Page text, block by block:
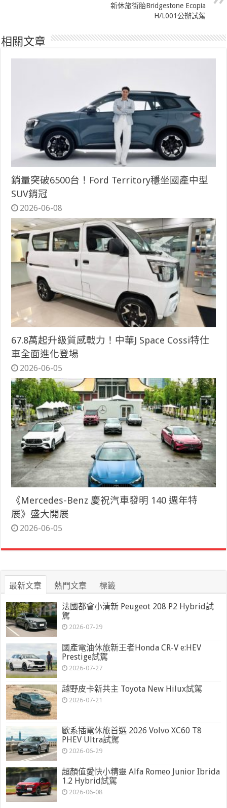
新休旅街胎Bridgestone Ecopia
H/L001公辦試駕
相關文章
銷量突破6500台！Ford Territory穩坐國產中型
SUV銷冠
2026-06-08
67.8萬起升級質感戰力！中華J Space Cossi特仕
車全面進化登場
2026-06-05
《Mercedes-Benz 慶祝汽車發明 140 週年特
展》盛大開展
2026-06-05
最新文章 熱門文章 標籤
法國都會小清新 Peugeot 208 P2 Hybrid試
駕
2026-07-29
國產電油休旅新王者Honda CR-V e:HEV
Prestige試駕
2026-07-27
越野皮卡新共主 Toyota New Hilux試駕
2026-07-21
歐系插電休旅首選 2026 Volvo XC60 T8
PHEV Ultra試駕
2026-06-29
超顏值愛快小精靈 Alfa Romeo Junior Ibrida
1.2 Hybrid試駕
2026-06-08